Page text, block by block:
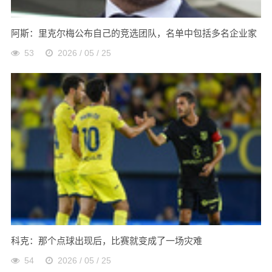
阿斯：里克尔梅公布自己的竞选团队，名单中包括多名企业家
53 2026 / 05 / 25
科克：那个点球出现后，比赛就变成了一场灾难
54 2026 / 05 / 25